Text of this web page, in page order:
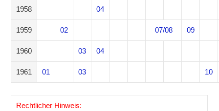
1958 04
1959 02 07/08 09
1960 03 04
1961 01 03 10
Rechtlicher Hinweis: